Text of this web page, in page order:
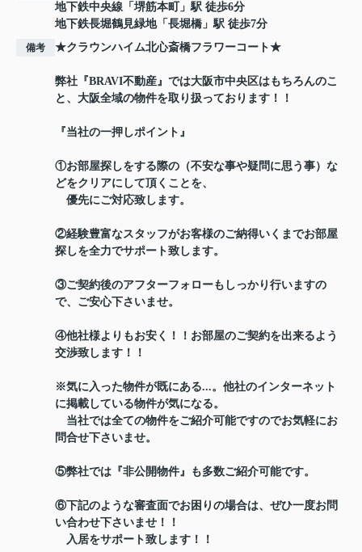
地下鉄中央線 「 堺筋本町
」駅 徒歩6分
地下鉄長堀鶴見緑地「 長堀橋 」駅 徒歩7分
備考 ★クラウンハイム北心斎橋フラワーコート★
弊社『BRAVI不動産』では大阪市中央区はもちろんのこ
と、大阪全域の物件を取り扱っております！！
『当社の一押しポイント』
①お部屋探しをする際の（不安な事や疑問に思う事）な
どをクリアにして頂くことを、
優先にご対応致します。
②経験豊富なスタッフがお客様のご納得いくまでお部屋
探しを全力でサポート致します。
③ご契約後のアフターフォローもしっかり行いますの
で、ご安心下さいませ。
④他社様よりもお安く！！お部屋のご契約を出来るよう
交渉致します！！
※気に入った物件が既にある...。他社のインターネット
に掲載している物件が気になる。
当社では全ての物件をご紹介可能ですのでお気軽にお
問合せ下さいませ。
⑤弊社では『非公開物件』も多数ご紹介可能です。
⑥下記のような審査面でお困りの場合は、ぜひ一度お問
い合わせ下さいませ！！
入居をサポート致します！！